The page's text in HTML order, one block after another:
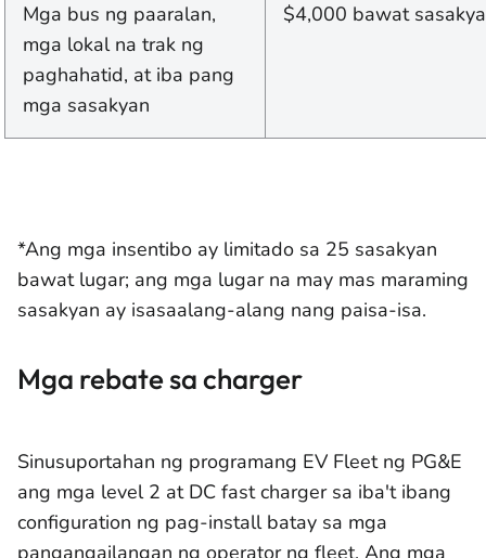
Mga bus ng paaralan,
mga lokal na trak ng
paghahatid, at iba pang
mga sasakyan
$4,000 bawat
*Ang mga insentibo ay limitado sa 25 sasakyan
bawat lugar; ang mga lugar na may mas maraming
sasakyan ay isasaalang-alang nang paisa-isa.
Mga rebate sa charger
Sinusuportahan ng programang EV Fleet ng PG&E
ang mga level 2 at DC fast charger sa iba't ibang
configuration ng pag-install batay sa mga
pangangailangan ng operator ng fleet. Ang mga